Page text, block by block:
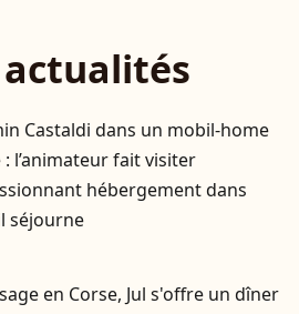
Castaldi dans un mobil-home
: l’animateur fait visiter
hébergement dans
séjourne
en Corse, Jul s'offre un dîner